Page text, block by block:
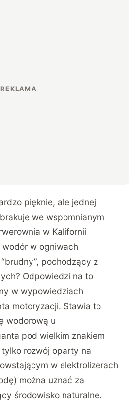
pięknie, ale jednej
we wspomnianym
w Kalifornii
w ogniwach
pochodzący z
Odpowiedzi na to
w wypowiedziach
motoryzacji. Stawia to
wodorową u
pod wielkim znakiem
rozwój oparty na
w elektrolizerach
można uznać za
środowisko naturalne.